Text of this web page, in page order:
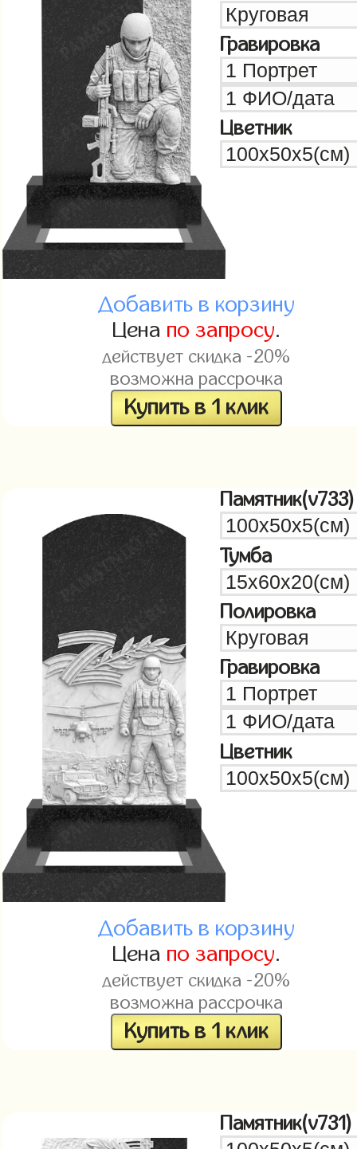
Гравировка
Цветник
Добавить в корзину
Цена по запросу.
действует скидка -20%
возможна рассрочка
Купить в 1 клик
Памятник(v733)
Тумба
Полировка
Гравировка
Цветник
Добавить в корзину
Цена по запросу.
действует скидка -20%
возможна рассрочка
Купить в 1 клик
Памятник(v731)